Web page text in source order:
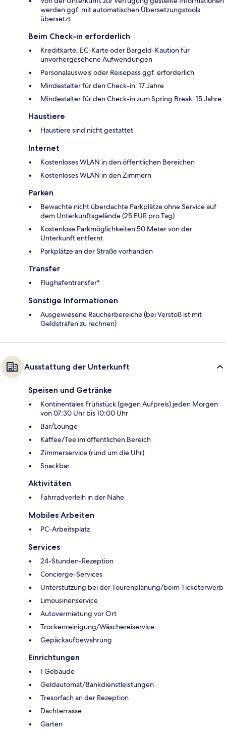
werden ggf. mit automatischen Übersetzungstools
übersetzt.
Beim Check-in erforderlich
Kreditkarte, EC-Karte oder Bargeld-Kaution für
unvorhergesehene Aufwendungen
Personalausweis oder Reisepass ggf. erforderlich
Mindestalter für den Check-in: 17 Jahre
Mindestalter für den Check-in zum Spring Break: 15 Jahre
Haustiere
Haustiere sind nicht gestattet
Internet
Kostenloses WLAN in den öffentlichen Bereichen
Kostenloses WLAN in den Zimmern
Parken
Bewachte nicht überdachte Parkplätze ohne Service auf
dem Unterkunftsgelände (25 EUR pro Tag)
Kostenlose Parkmöglichkeiten 50 Meter von der
Unterkunft entfernt
Parkplätze an der Straße vorhanden
Transfer
Flughafentransfer*
Sonstige Informationen
Ausgewiesene Raucherbereiche (bei Verstoß ist mit
Geldstrafen zu rechnen)
Ausstattung der Unterkunft
Speisen und Getränke
Kontinentales Frühstück (gegen Aufpreis) jeden Morgen
von 07:30 Uhr bis 10:00 Uhr
Bar/Lounge
Kaffee/Tee im öffentlichen Bereich
Zimmerservice (rund um die Uhr)
Snackbar
Aktivitäten
Fahrradverleih in der Nähe
Mobiles Arbeiten
PC-Arbeitsplatz
Services
24-Stunden-Rezeption
Concierge-Services
Unterstützung bei der Tourenplanung/beim Ticketerwerb
Limousinenservice
Autovermietung vor Ort
Trockenreinigung/Wäschereiservice
Gepäckaufbewahrung
Einrichtungen
1 Gebäude
Geldautomat/Bankdienstleistungen
Tresorfach an der Rezeption
Dachterrasse
Garten